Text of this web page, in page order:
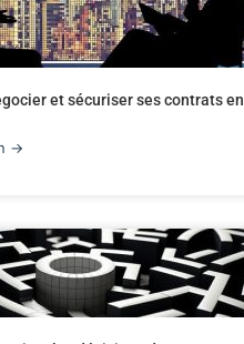
et sécuriser ses contrats en
→